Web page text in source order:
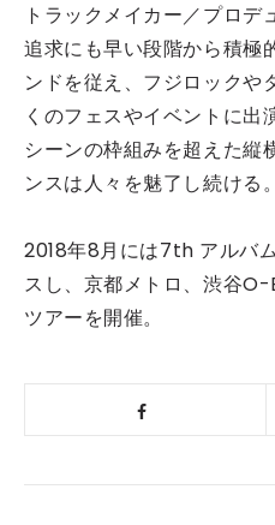
トラックメイカー／プロ
追求にも早い段階から積
ンドを従え、フジロックや
くのフェスやイベントに
シーンの枠組みを超えた縦
ンスは人々を魅了し続ける。
2018年8月には7th アルバ
スし、京都メトロ、渋谷
ツアーを開催。